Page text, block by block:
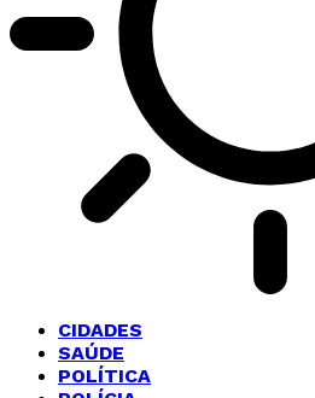
CIDADES
SAÚDE
POLÍTICA